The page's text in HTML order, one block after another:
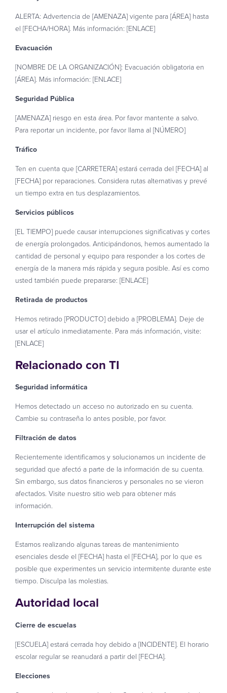
ALERTA: Advertencia de [AMENAZA] vigente para [ÁREA] hasta
el [FECHA/HORA]. Más información: [ENLACE]
Evacuación
[NOMBRE DE LA ORGANIZACIÓN]: Evacuación obligatoria en
[ÁREA]. Más información: [ENLACE]
Seguridad Pública
[AMENAZA] riesgo en esta área. Por favor mantente a salvo.
Para reportar un incidente, por favor llama al [NÚMERO]
Tráfico
Ten en cuenta que [CARRETERA] estará cerrada del [FECHA] al
[FECHA] por reparaciones. Considera rutas alternativas y prevé
un tiempo extra en tus desplazamientos.
Servicios públicos
[EL TIEMPO] puede causar interrupciones significativas y cortes
de energía prolongados. Anticipándonos, hemos aumentado la
cantidad de personal y equipo para responder a los cortes de
energía de la manera más rápida y segura posible. Así es como
usted también puede prepararse: [ENLACE]
Retirada de productos
Hemos retirado [PRODUCTO] debido a [PROBLEMA]. Deje de
usar el artículo inmediatamente. Para más información, visite:
[ENLACE]
Relacionado con TI
Seguridad informática
Hemos detectado un acceso no autorizado en su cuenta.
Cambie su contraseña lo antes posible, por favor.
Filtración de datos
Recientemente identificamos y solucionamos un incidente de
seguridad que afectó a parte de la información de su cuenta.
Sin embargo, sus datos financieros y personales no se vieron
afectados. Visite nuestro sitio web para obtener más
información.
Interrupción del sistema
Estamos realizando algunas tareas de mantenimiento
esenciales desde el [FECHA] hasta el [FECHA], por lo que es
posible que experimentes un servicio intermitente durante este
tiempo. Disculpa las molestias.
Autoridad local
Cierre de escuelas
[ESCUELA] estará cerrada hoy debido a [INCIDENTE]. El horario
escolar regular se reanudará a partir del [FECHA].
Elecciones